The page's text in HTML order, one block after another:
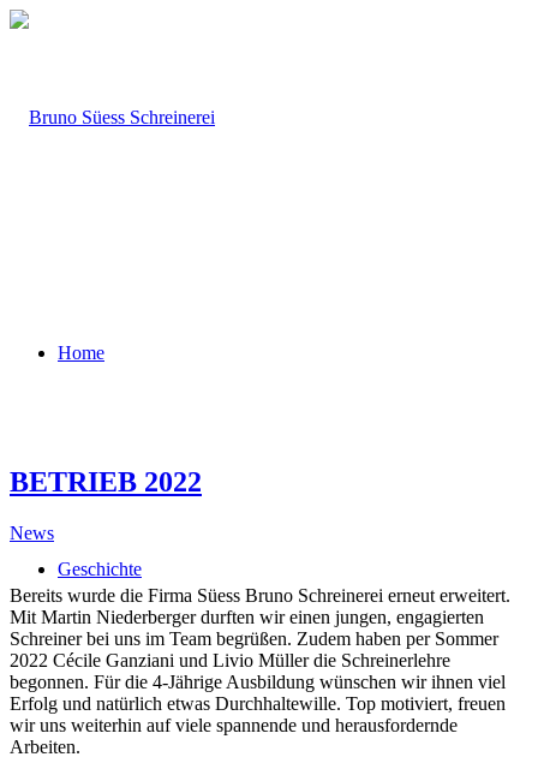
Home
Geschichte
BETRIEB 2022
News
Bereits wurde die Firma Süess Bruno Schreinerei erneut erweitert.
Mit Martin Niederberger durften wir einen jungen, engagierten
Schreiner bei uns im Team begrüßen. Zudem haben per Sommer
2022 Cécile Ganziani und Livio Müller die Schreinerlehre
begonnen. Für die 4-Jährige Ausbildung wünschen wir ihnen viel
Erfolg und natürlich etwas Durchhaltewille. Top motiviert, freuen
wir uns weiterhin auf viele spannende und herausfordernde
Arbeiten.